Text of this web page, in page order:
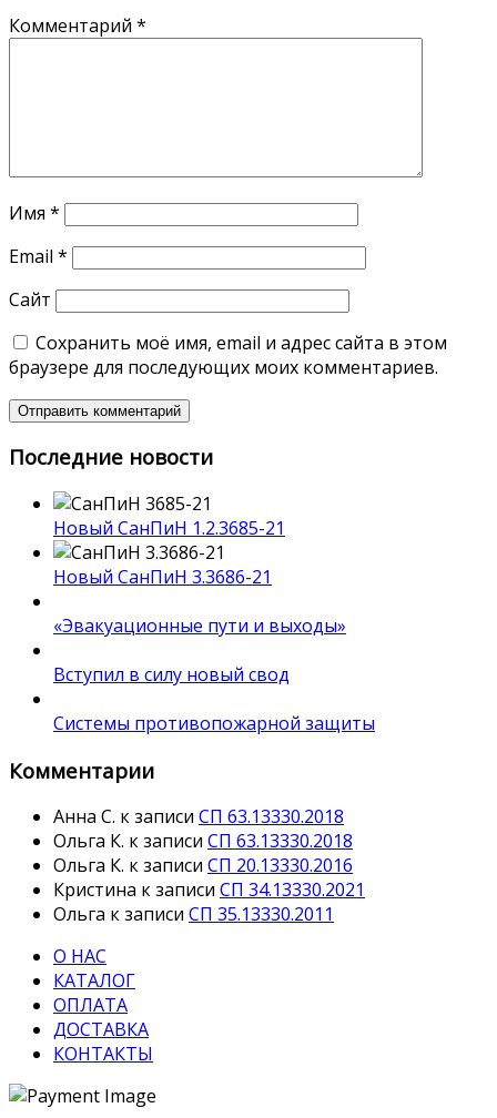
Комментарий *
Имя *
Email *
Сайт
Сохранить моё имя, email и адрес сайта в этом
браузере для последующих моих комментариев.
Последние новости
Новый СанПиН 1.2.3685-21
Новый СанПиН 3.3686-21
«Эвакуационные пути и выходы»
Вступил в силу новый свод
Системы противопожарной защиты
Комментарии
Анна С. к записи СП 63.13330.2018
Ольга К. к записи СП 63.13330.2018
Ольга К. к записи СП 20.13330.2016
Кристина к записи СП 34.13330.2021
Ольга к записи СП 35.13330.2011
О НАС
КАТАЛОГ
ОПЛАТА
ДОСТАВКА
КОНТАКТЫ